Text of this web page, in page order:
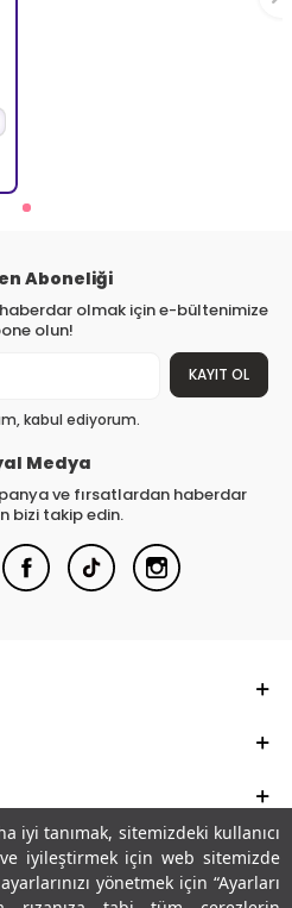
iyi tanımak, sitemizdeki kullanıcı
iyileştirmek için web sitemizde
yönetmek için “Ayarları
Aboneliği
olmak için e-bültenimize
olun!
KAYIT OL
kabul ediyorum.
Medya
ve fırsatlardan haberdar
bizi takip edin.